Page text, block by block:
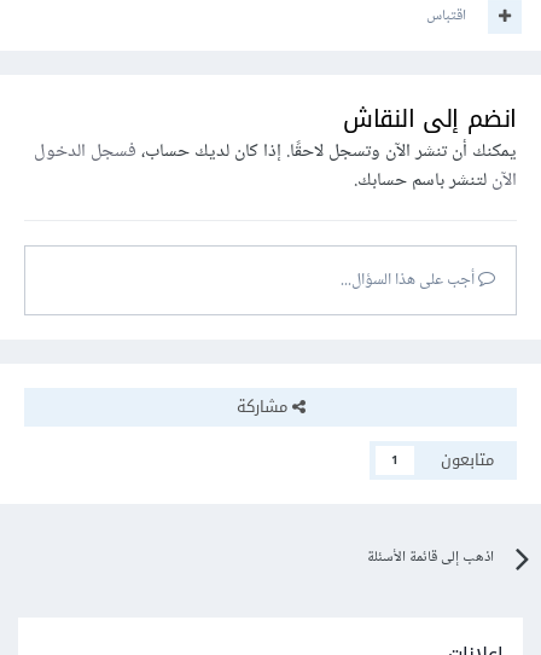
اقتباس
انضم إلى النقاش
يمكنك أن تنشر الآن وتسجل لاحقًا. إذا كان لديك حساب،فسجل الدخول
الآنلتنشر باسم حسابك.
أجب على هذا السؤال...
مشاركة
متابعون
1
اذهب إلى قائمة الأسئلة